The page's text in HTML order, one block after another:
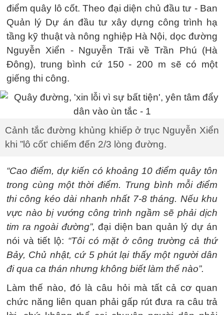
điểm quây lô cốt. Theo đại diện chủ đầu tư - Ban
Quản lý Dự án đầu tư xây dựng công trình hạ
tầng kỹ thuật và nông nghiệp Hà Nội, dọc đường
Nguyễn Xiển - Nguyễn Trãi về Trần Phú (Hà
Đông), trung bình cứ 150 - 200 m sẽ có một
giếng thi công.
Cảnh tắc đường khủng khiếp ở trục Nguyễn Xiển
khi ”lô cốt‘ chiếm đến 2/3 lòng đường.
“Cao điểm, dự kiến có khoảng 10 điểm quây tôn
trong cùng một thời điểm. Trung bình mỗi điểm
thi công kéo dài nhanh nhất 7-8 tháng. Nếu khu
vực nào bị vướng công trình ngầm sẽ phải dịch
tim ra ngoài đường”, đại diện ban quản lý dự án
nói và tiết lộ: “Tôi có mặt ở công trường cả thứ
Bảy, Chủ nhật, cứ 5 phút lại thấy một người dân
đi qua ca thán nhưng không biết làm thế nào”.
Làm thế nào, đó là câu hỏi mà tất cả cơ quan
chức năng liên quan phải gấp rút đưa ra câu trả